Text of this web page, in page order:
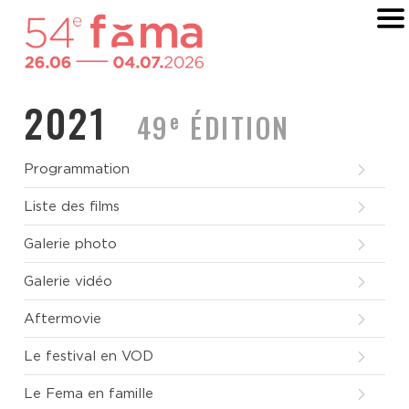
2021 49e ÉDITION
Programmation
Liste des films
Galerie photo
Galerie vidéo
Aftermovie
Le festival en VOD
Le Fema en famille